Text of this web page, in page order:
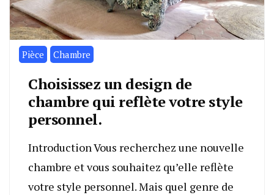
Pièce Chambre
Choisissez un design de
chambre qui reflète votre style
personnel.
Introduction Vous recherchez une nouvelle
chambre et vous souhaitez qu’elle reflète
votre style personnel. Mais quel genre de